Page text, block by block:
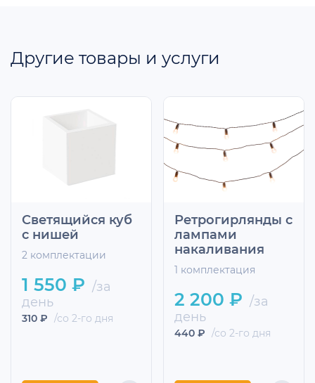
Другие товары и услуги
Светящийся куб
с нишей
2 комплектации
1 550 ₽ /за
день
310 ₽ /со 2-го дня
Ретрогирлянды с
лампами
накаливания
1 комплектация
2 200 ₽ /за
день
440 ₽ /со 2-го дня